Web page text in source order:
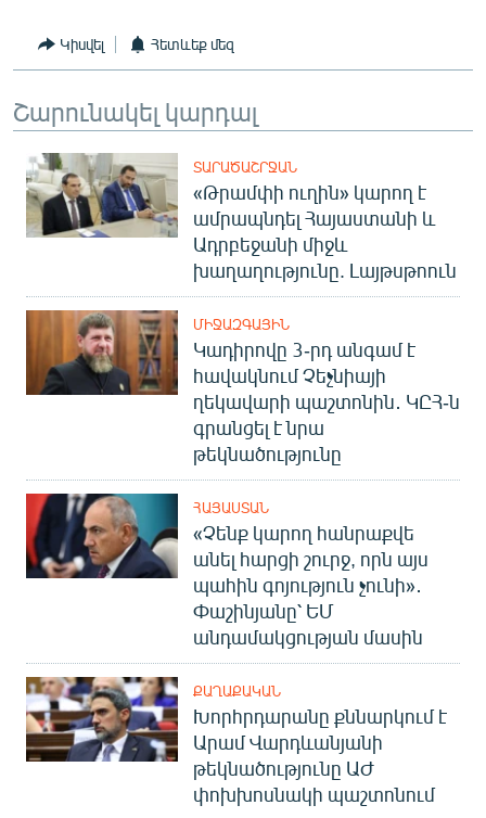
Կիսվել Հետևեք մեզ
Շարունակել կարդալ
ՏԱՐԱԾԱՇՐՋԱՆ
«Թրամփի ուղին» կարող է
ամրապնդել Հայաստանի և
Ադրբեջանի միջև
խաղաղությունը. Լայթսթոուն
ՄԻՋԱԶԳԱՅԻՆ
Կադիրովը 3-րդ անգամ է
հավակնում Չեչնիայի
ղեկավարի պաշտոնին․ ԿԸՀ-ն
գրանցել է նրա
թեկնածությունը
ՀԱՅԱՍՏԱՆ
«Չենք կարող հանրաքվե
անել հարցի շուրջ, որն այս
պահին գոյություն չունի»․
Փաշինյանը՝ ԵՄ
անդամակցության մասին
ՔԱՂԱՔԱԿԱՆ
Խորհրդարանը քննարկում է
Արամ Վարդևանյանի
թեկնածությունը ԱԺ
փոխխոսնակի պաշտոնում